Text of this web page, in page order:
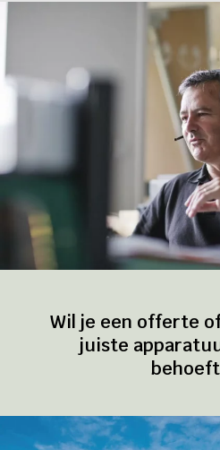
Wil je een offerte
juiste